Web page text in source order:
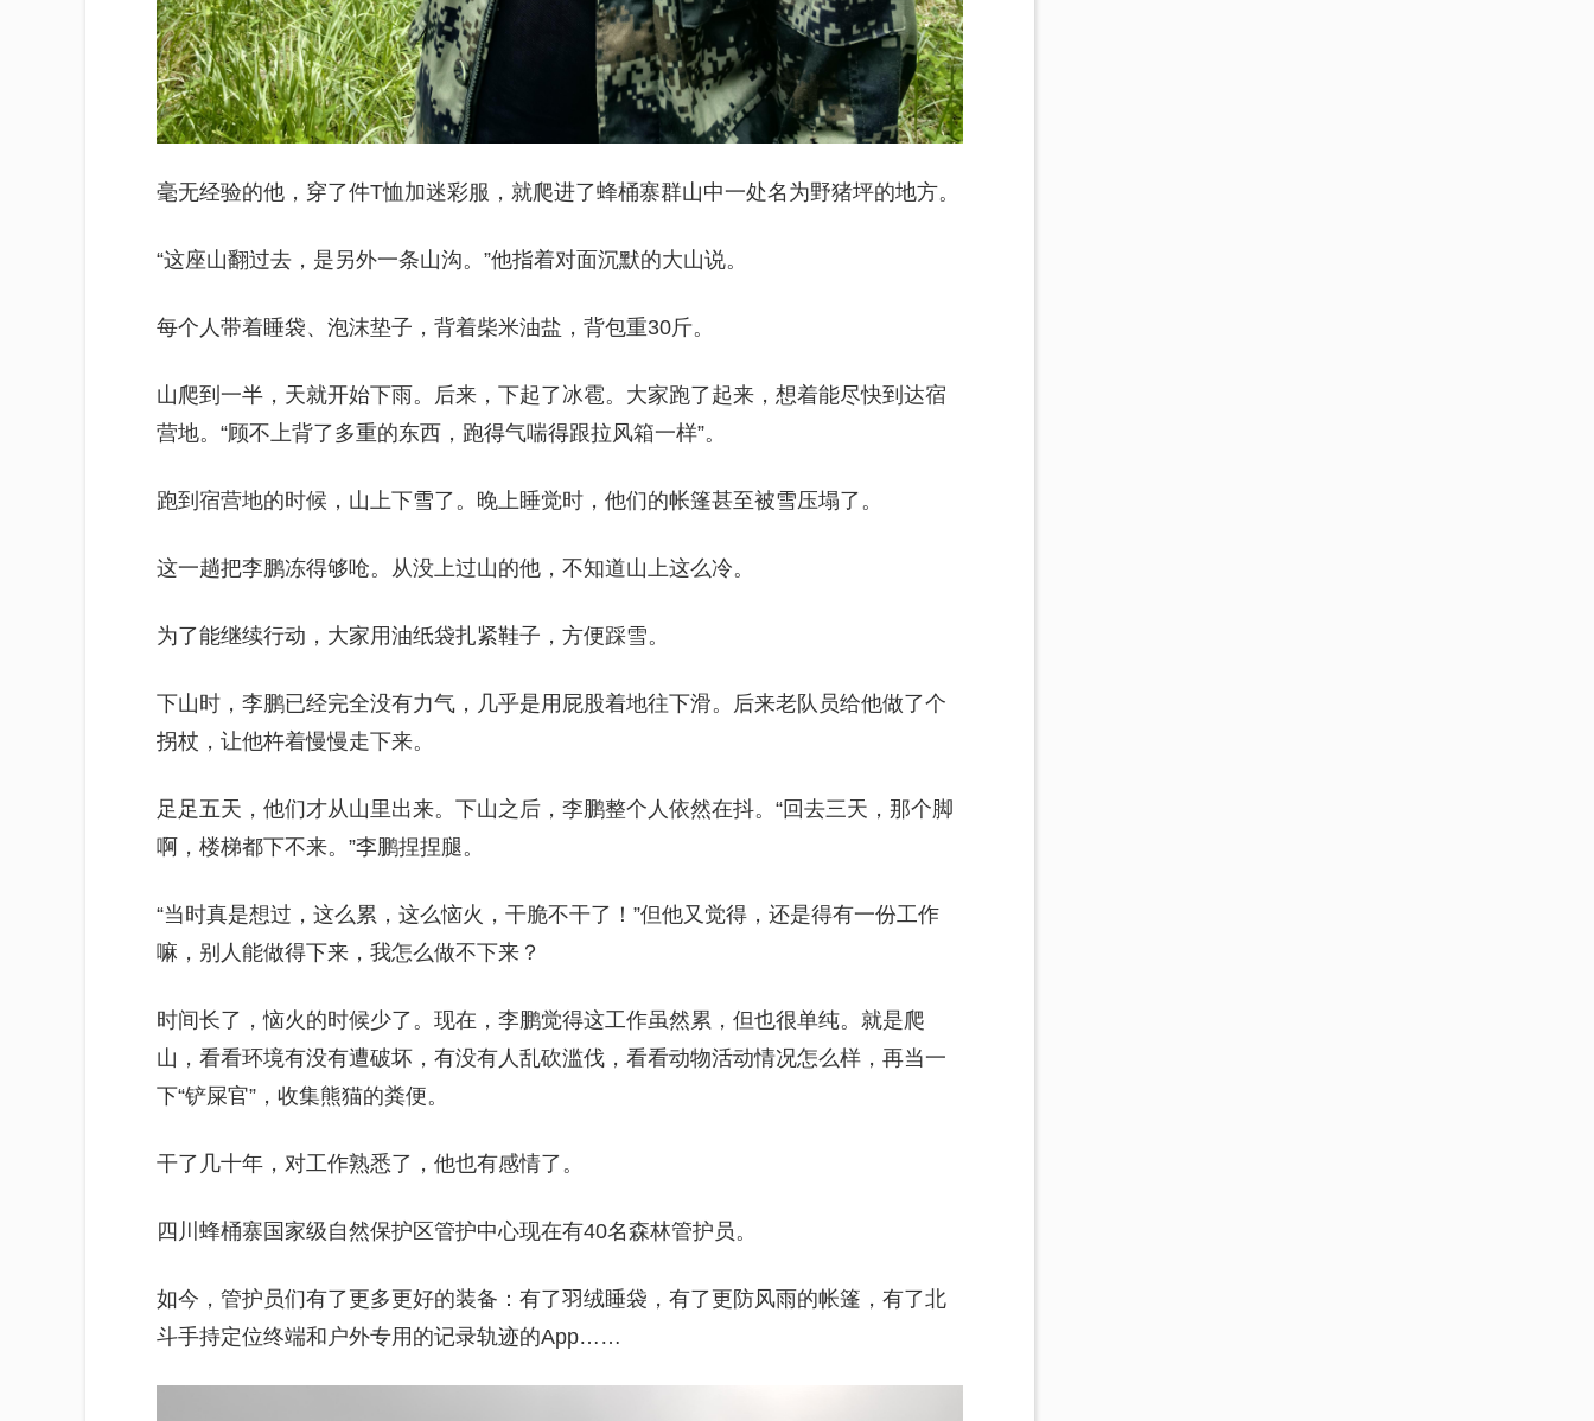
毫无经验的他，穿了件T恤加迷彩服，就爬进了蜂桶寨群山中一处名为野猪坪的地方。
“这座山翻过去，是另外一条山沟。”他指着对面沉默的大山说。
每个人带着睡袋、泡沫垫子，背着柴米油盐，背包重30斤。
山爬到一半，天就开始下雨。后来，下起了冰雹。大家跑了起来，想着能尽快到达宿
营地。“顾不上背了多重的东西，跑得气喘得跟拉风箱一样”。
跑到宿营地的时候，山上下雪了。晚上睡觉时，他们的帐篷甚至被雪压塌了。
这一趟把李鹏冻得够呛。从没上过山的他，不知道山上这么冷。
为了能继续行动，大家用油纸袋扎紧鞋子，方便踩雪。
下山时，李鹏已经完全没有力气，几乎是用屁股着地往下滑。后来老队员给他做了个
拐杖，让他杵着慢慢走下来。
足足五天，他们才从山里出来。下山之后，李鹏整个人依然在抖。“回去三天，那个脚
啊，楼梯都下不来。”李鹏捏捏腿。
“当时真是想过，这么累，这么恼火，干脆不干了！”但他又觉得，还是得有一份工作
嘛，别人能做得下来，我怎么做不下来？
时间长了，恼火的时候少了。现在，李鹏觉得这工作虽然累，但也很单纯。就是爬
山，看看环境有没有遭破坏，有没有人乱砍滥伐，看看动物活动情况怎么样，再当一
下“铲屎官”，收集熊猫的粪便。
干了几十年，对工作熟悉了，他也有感情了。
四川蜂桶寨国家级自然保护区管护中心现在有40名森林管护员。
如今，管护员们有了更多更好的装备：有了羽绒睡袋，有了更防风雨的帐篷，有了北
斗手持定位终端和户外专用的记录轨迹的App……